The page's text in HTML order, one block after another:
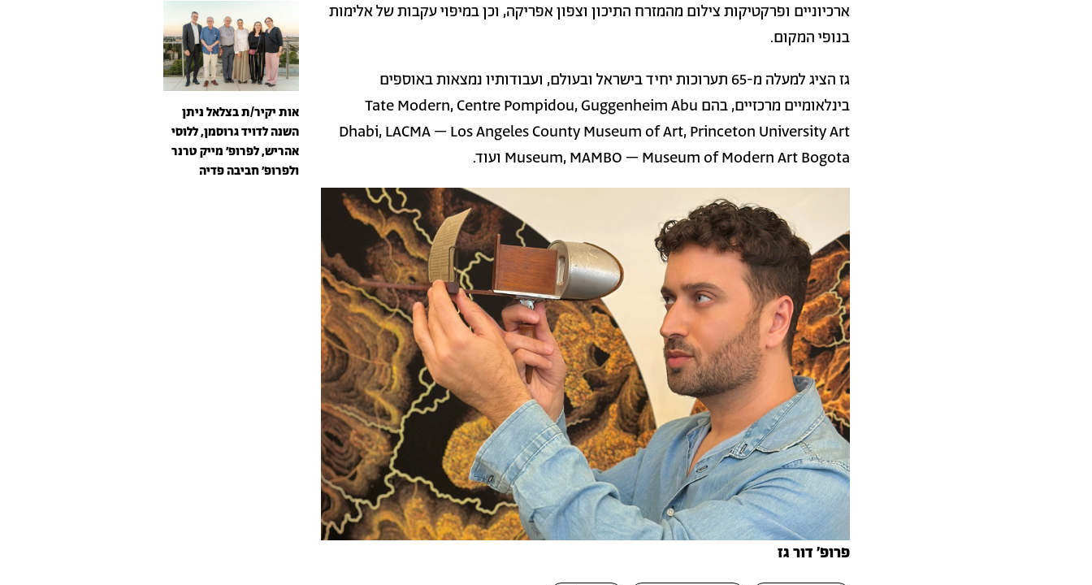
ארכיוניים ופרקטיקות צילום מהמזרח התיכון וצפון אפריקה, וכן במיפוי עקבות של אלימות
בנופי המקום.
גז הציג למעלה מ-65 תערוכות יחיד בישראל ובעולם, ועבודותיו נמצאות באוספים
בינלאומיים מרכזיים, בהם Tate Modern, Centre Pompidou, Guggenheim Abu
Dhabi, LACMA – Los Angeles County Museum of Art, Princeton University Art
Museum, MAMBO – Museum of Modern Art Bogota ועוד.
פרופ׳ דור גז
אות יקיר/ת בצלאל ניתן
השנה לדויד גרוסמן, ללוסי
אהריש, לפרופ׳ מייק טרנר
ולפרופ׳ חביבה פדיה